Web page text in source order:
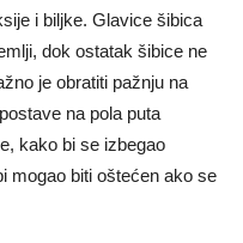
i biljke. Glavice šibica
dok ostatak šibice ne
je obratiti pažnju na
na pola puta
kako bi se izbegao
mogao biti oštećen ako se